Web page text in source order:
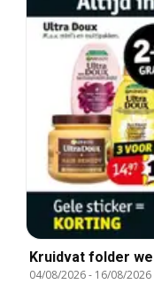
Kruidvat folder
04/08/2026- 16/08/2026